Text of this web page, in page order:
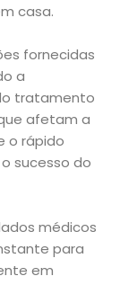
casa.
fornecidas
a
tratamento
afetam a
o rápido
sucesso do
médicos
para
em